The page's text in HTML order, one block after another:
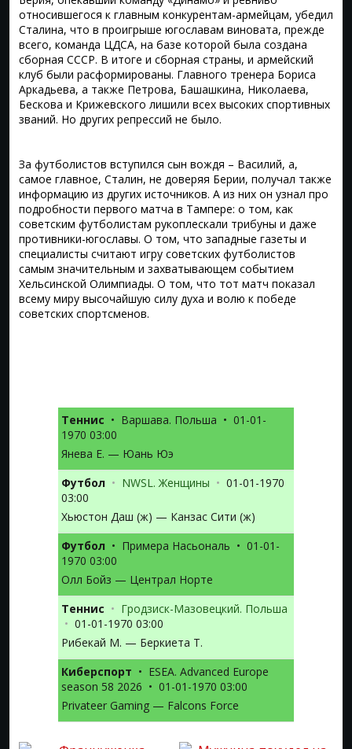
относившегося к главным конкурентам-армейцам, убедил
Сталина, что в проигрыше югославам виновата, прежде
всего, команда ЦДСА, на базе которой была создана
сборная СССР. В итоге и сборная страны, и армейский
клуб были расформированы. Главного тренера Бориса
Аркадьева, а также Петрова, Башашкина, Николаева,
Бескова и Крижевского лишили всех высоких спортивных
званий. Но других репрессий не было.
За футболистов вступился сын вождя – Василий, а,
самое главное, Сталин, не доверяя Берии, получал также
информацию из других источников. А из них он узнал про
подробности первого матча в Тампере: о том, как
советским футболистам рукоплескали трибуны и даже
противники-югославы. О том, что западные газеты и
специалисты считают игру советских футболистов
самым значительным и захватывающем событием
Хельсинской Олимпиады. О том, что тот матч показал
всему миру высочайшую силу духа и волю к победе
советских спортсменов.
Теннис • Варшава. Польша • 01-01-
1970 03:00
Янева Е. — Юань Юэ
Футбол • NWSL. Женщины • 01-01-1970
03:00
Хьюстон Даш (ж) — Канзас Сити (ж)
Футбол • Примера Насьональ • 01-01-
1970 03:00
Олл Бойз — Централ Норте
Теннис • Гродзиск-Мазовецкий. Польша
• 01-01-1970 03:00
Рибекай М. — Беркиета Т.
Киберспорт • ESEA. Advanced Europe
season 58 2026 • 01-01-1970 03:00
Privateer Gaming — Falcons Force